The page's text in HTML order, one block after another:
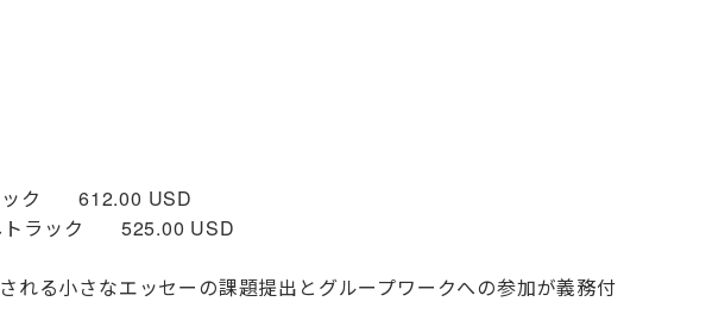
ック 612.00 USD
トラック 525.00 USD
れる小さなエッセーの課題提出とグループワークへの参加が義務付